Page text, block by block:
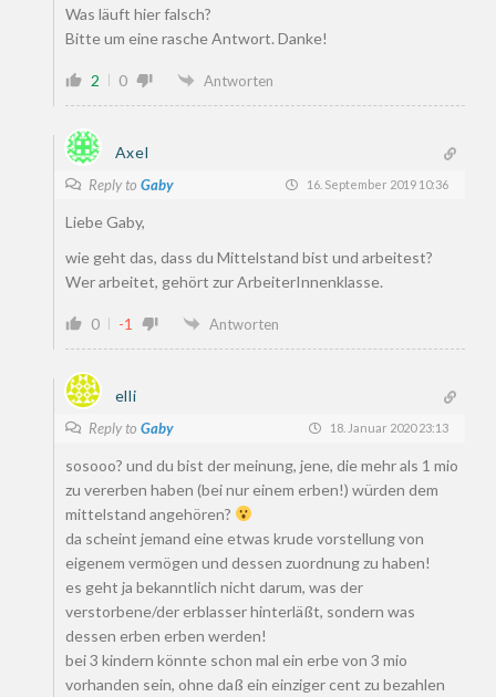
Was läuft hier falsch?
Bitte um eine rasche Antwort. Danke!
2 0 Antworten
Axel
Reply to Gaby 16. September 2019 10:36
Liebe Gaby,
wie geht das, dass du Mittelstand bist und arbeitest?
Wer arbeitet, gehört zur ArbeiterInnenklasse.
0 -1 Antworten
elli
Reply to Gaby 18. Januar 2020 23:13
sosooo? und du bist der meinung, jene, die mehr als 1 mio
zu vererben haben (bei nur einem erben!) würden dem
mittelstand angehören?
da scheint jemand eine etwas krude vorstellung von
eigenem vermögen und dessen zuordnung zu haben!
es geht ja bekanntlich nicht darum, was der
verstorbene/der erblasser hinterläßt, sondern was
dessen erben erben werden!
bei 3 kindern könnte schon mal ein erbe von 3 mio
vorhanden sein, ohne daß ein einziger cent zu bezahlen